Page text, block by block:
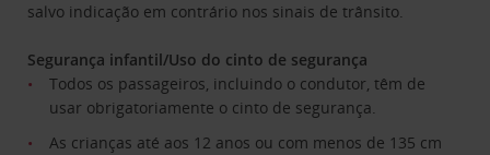
salvo indicação em contrário nos sinais de trânsito.
Segurança infantil/Uso do cinto de segurança
Todos os passageiros, incluindo o condutor, têm de
usar obrigatoriamente o cinto de segurança.
As crianças até aos 12 anos ou com menos de 135 cm